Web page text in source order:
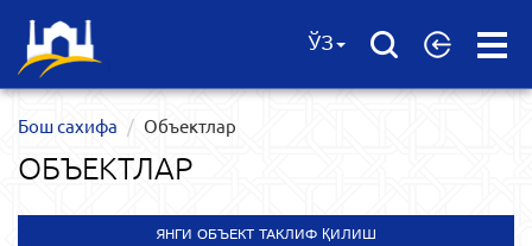
Open
ЎЗ
Бош сахифа Объектлар
ОБЪЕКТЛАР
ЯНГИ ОБЪЕКТ ТАКЛИФ ҚИЛИШ